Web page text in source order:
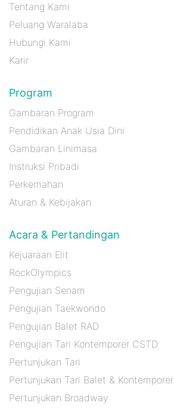
Tentang Kami
Peluang Waralaba
Hubungi Kami
Karir
Program
Gambaran Program
Pendidikan Anak Usia Dini
Gambaran Linimasa
Instruksi Pribadi
Perkemahan
Aturan & Kebijakan
Acara & Pertandingan
Kejuaraan Elit
RockOlympics
Pengujian Senam
Pengujian Taekwondo
Pengujian Balet RAD
Pengujian Tari Kontemporer CSTD
Pertunjukan Tari
Pertunjukan Tari Balet & Kontemporer
Pertunjukan Broadway